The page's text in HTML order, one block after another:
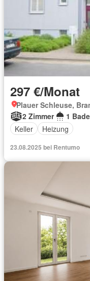
297 €/Monat
Plauer Schleuse,
2 Zimmer
1
Keller
Heizung
23.08.2025 bei Rentumo